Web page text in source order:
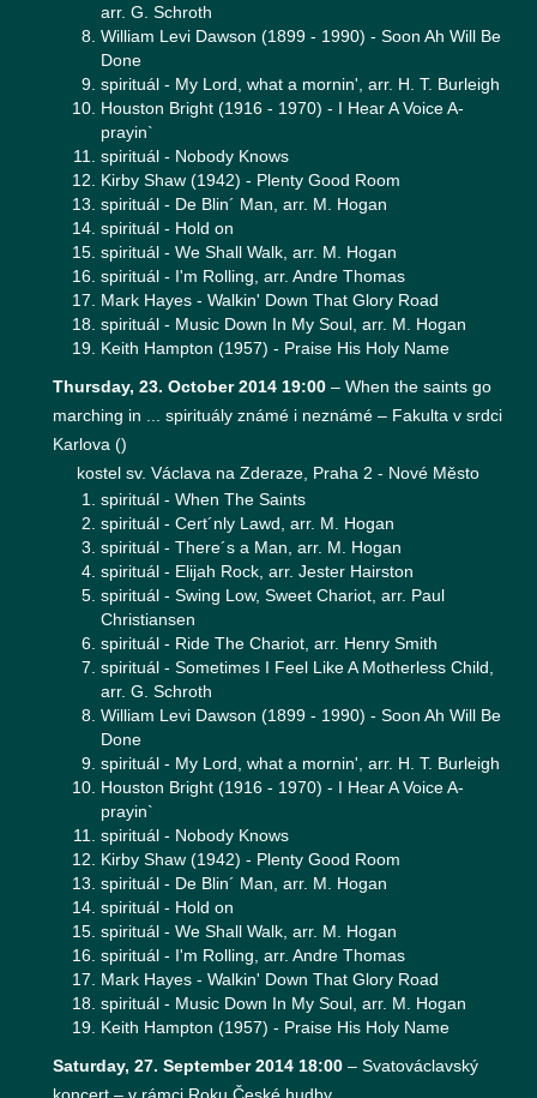
arr. G. Schroth
William Levi Dawson (1899 - 1990) - Soon Ah Will Be
Done
spirituál - My Lord, what a mornin', arr. H. T. Burleigh
Houston Bright (1916 - 1970) - I Hear A Voice A-
prayin`
spirituál - Nobody Knows
Kirby Shaw (1942) - Plenty Good Room
spirituál - De Blin´ Man, arr. M. Hogan
spirituál - Hold on
spirituál - We Shall Walk, arr. M. Hogan
spirituál - I'm Rolling, arr. Andre Thomas
Mark Hayes - Walkin' Down That Glory Road
spirituál - Music Down In My Soul, arr. M. Hogan
Keith Hampton (1957) - Praise His Holy Name
Thursday, 23. October 2014 19:00 – When the saints go
marching in ... spirituály známé i neznámé – Fakulta v srdci
Karlova ()
kostel sv. Václava na Zderaze, Praha 2 - Nové Město
spirituál - When The Saints
spirituál - Cert´nly Lawd, arr. M. Hogan
spirituál - There´s a Man, arr. M. Hogan
spirituál - Elijah Rock, arr. Jester Hairston
spirituál - Swing Low, Sweet Chariot, arr. Paul
Christiansen
spirituál - Ride The Chariot, arr. Henry Smith
spirituál - Sometimes I Feel Like A Motherless Child,
arr. G. Schroth
William Levi Dawson (1899 - 1990) - Soon Ah Will Be
Done
spirituál - My Lord, what a mornin', arr. H. T. Burleigh
Houston Bright (1916 - 1970) - I Hear A Voice A-
prayin`
spirituál - Nobody Knows
Kirby Shaw (1942) - Plenty Good Room
spirituál - De Blin´ Man, arr. M. Hogan
spirituál - Hold on
spirituál - We Shall Walk, arr. M. Hogan
spirituál - I'm Rolling, arr. Andre Thomas
Mark Hayes - Walkin' Down That Glory Road
spirituál - Music Down In My Soul, arr. M. Hogan
Keith Hampton (1957) - Praise His Holy Name
Saturday, 27. September 2014 18:00 – Svatováclavský